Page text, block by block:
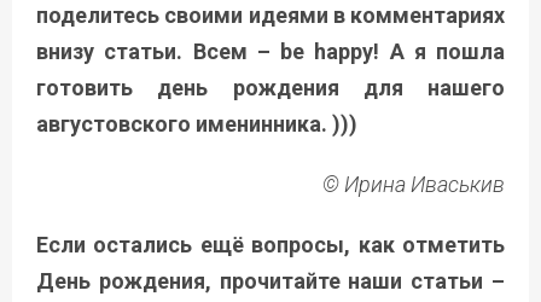
поделитесь своими идеями в комментариях
внизу статьи. Всем – be happy! А я пошла
готовить день рождения для нашего
августовского именинника. )))
© Ирина Иваськив
Если остались ещё вопросы, как отметить
День рождения, прочитайте наши статьи –